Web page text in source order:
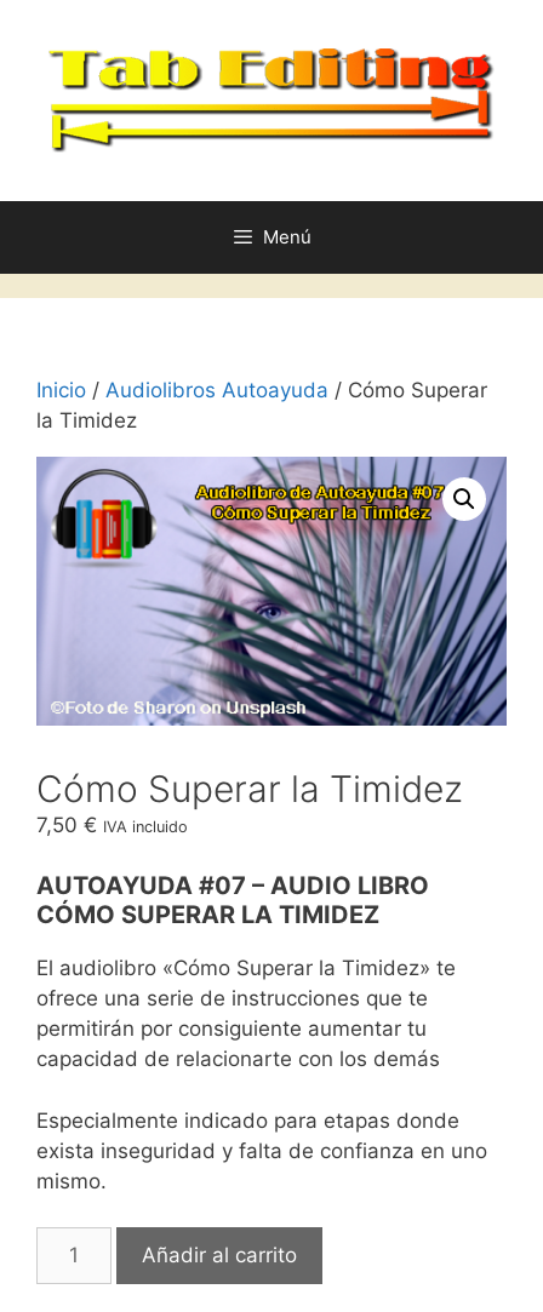
Menú
Inicio / Audiolibros Autoayuda / Cómo Superar
la Timidez
Cómo Superar la Timidez
7,50 € IVA incluido
AUTOAYUDA #07 – AUDIO LIBRO
CÓMO SUPERAR LA TIMIDEZ
El audiolibro «Cómo Superar la Timidez» te
ofrece una serie de instrucciones que te
permitirán por consiguiente aumentar tu
capacidad de relacionarte con los demás
Especialmente indicado para etapas donde
exista inseguridad y falta de confianza en uno
mismo.
Cómo
Añadir al carrito